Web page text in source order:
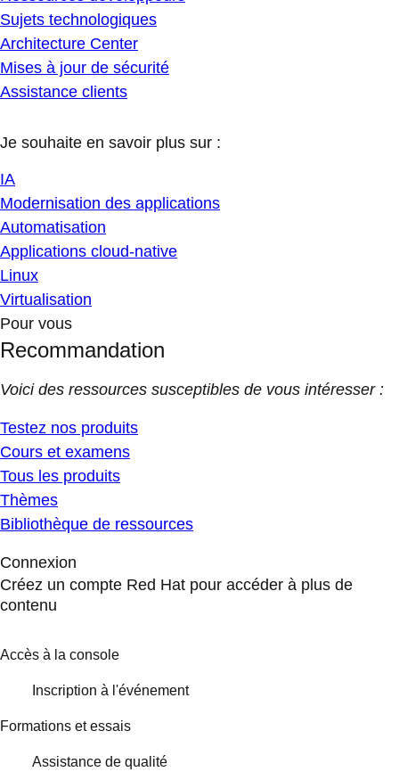
Sujets technologiques
Architecture Center
Mises à jour de sécurité
Assistance clients
Je souhaite en savoir plus sur :
IA
Modernisation des applications
Automatisation
Applications cloud-native
Linux
Virtualisation
Pour vous
Recommandation
Voici des ressources susceptibles de vous intéresser :
Testez nos produits
Cours et examens
Tous les produits
Thèmes
Bibliothèque de ressources
Connexion
Créez un compte Red Hat pour accéder à plus de
contenu
Accès à la console
Inscription à l'événement
Formations et essais
Assistance de qualité